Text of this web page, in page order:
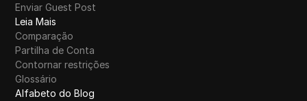
Enviar Guest Post
Leia Mais
Comparação
Partilha de Conta
Contornar restrições
Glossário
Alfabeto do Blog